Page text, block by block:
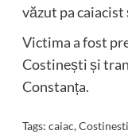
văzut pa
Victima a fost
Costinești și
Constanța.
Tags: caiac,Costinesti